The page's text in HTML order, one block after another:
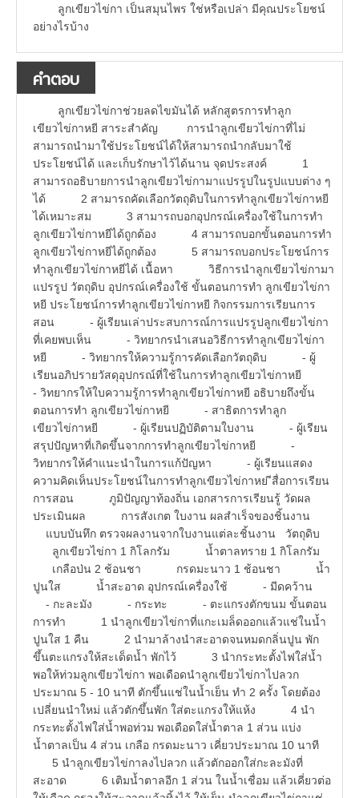
ลูกเขียวไข่กา เป็นสมุนไพร ใช่หรือเปล่า มีคุณประโยชน์
อย่างไรบ้าง
คำตอบ
ลูกเขียวไข่กาช่วยลดไขมันได้ หลักสูตรการทำลูก
เขียวไข่กาหยี สาระสำคัญ การนำลูกเขียวไข่กาที่ไม่
สามารถนำมาใช้ประโยชน์ได้ให้สามารถนำกลับมาใช้
ประโยชน์ได้ และเก็บรักษาไว้ได้นาน จุดประสงค์ 1
สามารถอธิบายการนำลูกเขียวไข่กามาแปรรูปในรูปแบบต่าง ๆ
ได้ 2 สามารถคัดเลือกวัตถุดิบในการทำลูกเขียวไข่กาหยี
ได้เหมาะสม 3 สามารถบอกอุปกรณ์เครื่องใช้ในการทำ
ลูกเขียวไข่กาหยีได้ถูกต้อง 4 สามารถบอกขั้นตอนการทำ
ลูกเขียวไข่กาหยีได้ถูกต้อง 5 สามารถบอกประโยชน์การ
ทำลูกเขียวไข่กาหยีได้ เนื้อหา วิธีการนำลูกเขียวไข่กามา
แปรรูป วัตถุดิบ อุปกรณ์เครื่องใช้ ขั้นตอนการทำ ลูกเขียวไข่กา
หยี ประโยชน์การทำลูกเขียวไข่กาหยี กิจกรรมการเรียนการ
สอน - ผู้เรียนเล่าประสบการณ์การแปรรูปลูกเขียวไข่กา
ที่เคยพบเห็น - วิทยากรนำเสนอวิธีการทำลูกเขียวไข่กา
หยี - วิทยากรให้ความรู้การคัดเลือกวัตถุดิบ - ผู้
เรียนอภิปรายวัสดุอุปกรณ์ที่ใช้ในการทำลูกเขียวไข่กาหยี
- วิทยากรให้ใบความรู้การทำลูกเขียวไข่กาหยี อธิบายถึงขั้น
ตอนการทำ ลูกเขียวไข่กาหยี - สาธิตการทำลูก
เขียวไข่กาหยี - ผู้เรียนปฏิบัติตามใบงาน - ผู้เรียน
สรุปปัญหาที่เกิดขึ้นจากการทำลูกเขียวไข่กาหยี -
วิทยากรให้คำแนะนำในการแก้ปัญหา - ผู้เรียนแสดง
ความคิดเห็นประโยชน์ในการทำลูกเขียวไข่กาหย ีสื่อการเรียน
การสอน ภูมิปัญญาท้องถิ่น เอกสารการเรียนรู้ วัดผล
ประเมินผล การสังเกต ใบงาน ผลสำเร็จของชิ้นงาน
แบบบันทึก ตรวจผลงานจากใบงานแต่ละชิ้นงาน วัตถุดิบ
ลูกเขียวไข่กา 1 กิโลกรัม น้ำตาลทราย 1 กิโลกรัม
เกลือป่น 2 ช้อนชา กรดมะนาว 1 ช้อนชา น้ำ
ปูนใส น้ำสะอาด อุปกรณ์เครื่องใช้ - มีดคว้าน
- กะละมัง - กระทะ - ตะแกรงตักขนม ขั้นตอน
การทำ 1 นำลูกเขียวไข่กาที่แกะเมล็ดออกแล้วแช่ในน้ำ
ปูนใส 1 คืน 2 นำมาล้างนำสะอาดจนหมดกลิ่นปูน พัก
ขึ้นตะแกรงให้สะเด็ดน้ำ พักไว้ 3 นำกระทะตั้งไฟใส่น้ำ
พอให้ท่วมลูกเขียวไข่กา พอเดือดนำลูกเขียวไข่กาไปลวก
ประมาณ 5 - 10 นาที ตักขึ้นแช่ในน้ำเย็น ทำ 2 ครั้ง โดยต้อง
เปลี่ยนนำใหม่ แล้วตักขึ้นพัก ใส่ตะแกรงให้แห้ง 4 นำ
กระทะตั้งไฟใส่น้ำพอท่วม พอเดือดใส่น้ำตาล 1 ส่วน แบ่ง
น้ำตาลเป็น 4 ส่วน เกลือ กรดมะนาว เคี่ยวประมาณ 10 นาที
5 นำลูกเขียวไข่กาลงไปลวก แล้วตักออกใส่กะละมังที่
สะอาด 6 เติมน้ำตาลอีก 1 ส่วน ในน้ำเชื่อม แล้วเคี่ยวต่อ